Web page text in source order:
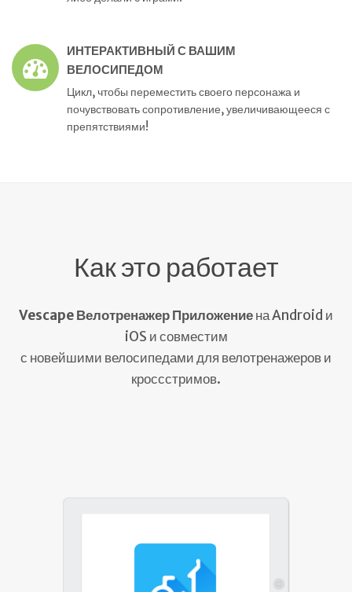
ИНТЕРАКТИВНЫЙ С ВАШИМ
ВЕЛОСИПЕДОМ
Цикл, чтобы переместить своего персонажа и
почувствовать сопротивление, увеличивающееся с
препятствиями!
Как это работает
Vescape Велотренажер Приложениена Android и
iOS и совместим
с новейшими велосипедами для велотренажеров и
кроссстримов.